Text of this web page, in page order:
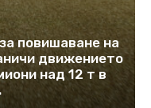
повишаване на
движението
над 12 т в